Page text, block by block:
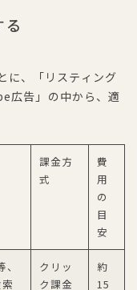
に、「リスティング
広告」の中から、適
課金方
式
費
用
の
目
安
クリッ
ク課金
約
15